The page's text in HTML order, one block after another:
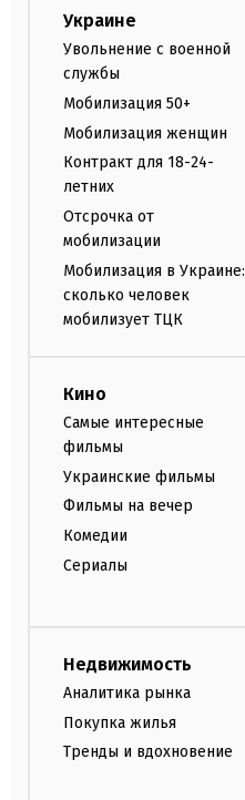
Украине
Увольнение с военной
службы
Мобилизация 50+
Мобилизация женщин
Контракт для 18-24-
летних
Отсрочка от
мобилизации
Мобилизация в Украине:
сколько человек
мобилизует ТЦК
Кино
Самые интересные
фильмы
Украинские фильмы
Фильмы на вечер
Комедии
Сериалы
Недвижимость
Аналитика рынка
Покупка жилья
Тренды и вдохновение